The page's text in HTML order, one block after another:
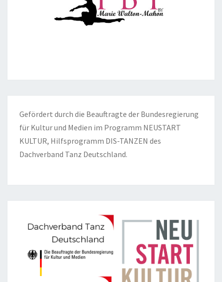
Gefördert durch die Beauftragte der Bundesregierung
für Kultur und Medien im Programm NEUSTART
KULTUR, Hilfsprogramm DIS-TANZEN des
Dachverband Tanz Deutschland.